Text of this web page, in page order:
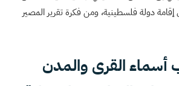
دولة فلسطينية، ومن فكرة تقرير المصير
أسماء القرى والمدن